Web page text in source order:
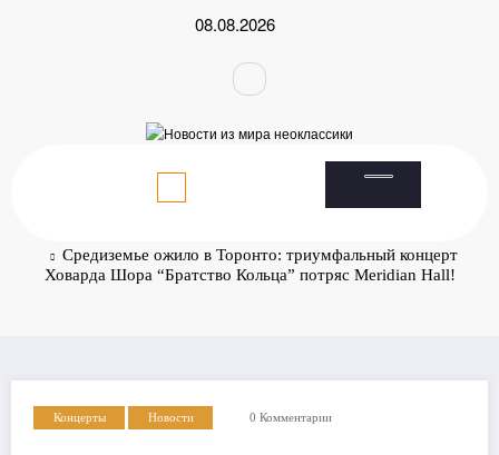
08.08.2026
Средиземье ожило в Торонто: триумфальный концерт
Ховарда Шора “Братство Кольца” потряс Meridian Hall!
Концерты Новости 0 Комментарии